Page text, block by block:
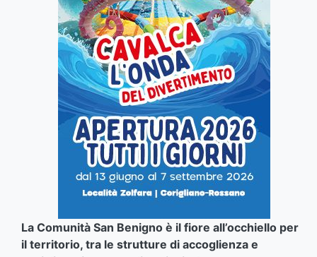
La Comunità San Benigno è il fiore all’occhiello per
il territorio, tra le strutture di accoglienza e